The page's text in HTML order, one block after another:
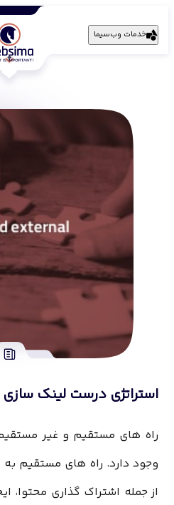
خدمات وب‌سیما
استراتژی درست لینک سازی
راه های مستقیم و غیر
وجود دارد. راه های مستقیم به
از جمله اشتراک گذاری محتوا،